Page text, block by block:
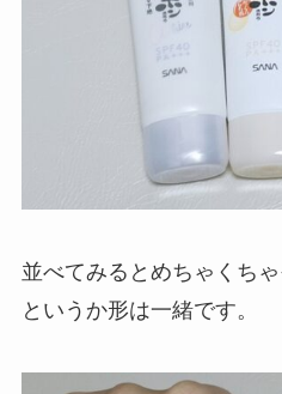
並べてみるとめちゃくちゃ
というか形は一緒です。